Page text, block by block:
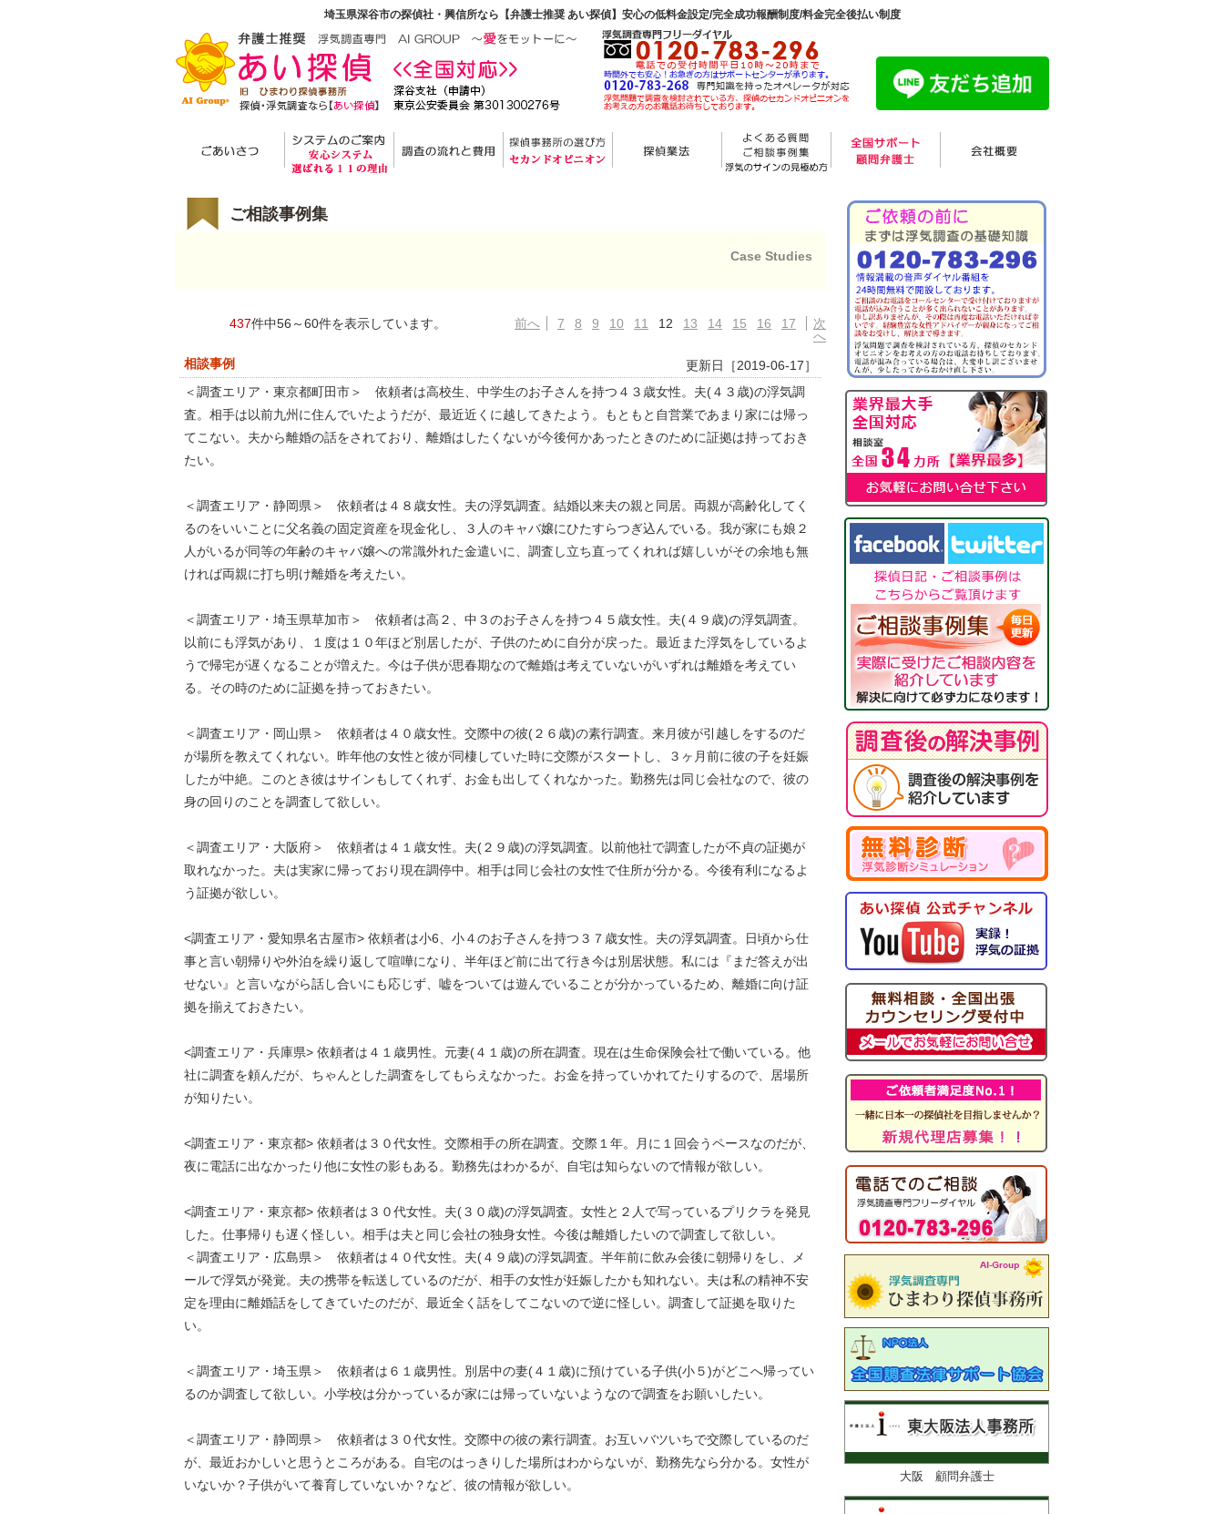
埼玉県深谷市の探偵社・興信所なら【弁護士推奨 あい探偵】安心の低料金設定/完全成功報酬制度/料金完全後払い制度
ご相談事例集
Case Studies
437件中56～60件を表示しています。 前へ 7 8 9 10 11 12 13 14 15 16 17
次
へ
相談事例
更新日［2019-06-17］
＜調査エリア・東京都町田市＞ 依頼者は高校生、中学生のお子さんを持つ４３歳女性。夫(４３歳)の浮気調
査。相手は以前九州に住んでいたようだが、最近近くに越してきたよう。もともと自営業であまり家には帰っ
てこない。夫から離婚の話をされており、離婚はしたくないが今後何かあったときのために証拠は持っておき
たい。
＜調査エリア・静岡県＞ 依頼者は４８歳女性。夫の浮気調査。結婚以来夫の親と同居。両親が高齢化してく
るのをいいことに父名義の固定資産を現金化し、３人のキャバ嬢にひたすらつぎ込んでいる。我が家にも娘２
人がいるが同等の年齢のキャバ嬢への常識外れた金遣いに、調査し立ち直ってくれれば嬉しいがその余地も無
ければ両親に打ち明け離婚を考えたい。
＜調査エリア・埼玉県草加市＞ 依頼者は高２、中３のお子さんを持つ４５歳女性。夫(４９歳)の浮気調査。
以前にも浮気があり、１度は１０年ほど別居したが、子供のために自分が戻った。最近また浮気をしているよ
うで帰宅が遅くなることが増えた。今は子供が思春期なので離婚は考えていないがいずれは離婚を考えてい
る。その時のために証拠を持っておきたい。
＜調査エリア・岡山県＞ 依頼者は４０歳女性。交際中の彼(２６歳)の素行調査。来月彼が引越しをするのだ
が場所を教えてくれない。昨年他の女性と彼が同棲していた時に交際がスタートし、３ヶ月前に彼の子を妊娠
したが中絶。このとき彼はサインもしてくれず、お金も出してくれなかった。勤務先は同じ会社なので、彼の
身の回りのことを調査して欲しい。
＜調査エリア・大阪府＞ 依頼者は４１歳女性。夫(２９歳)の浮気調査。以前他社で調査したが不貞の証拠が
取れなかった。夫は実家に帰っており現在調停中。相手は同じ会社の女性で住所が分かる。今後有利になるよ
う証拠が欲しい。
<調査エリア・愛知県名古屋市> 依頼者は小6、小４のお子さんを持つ３７歳女性。夫の浮気調査。日頃から仕
事と言い朝帰りや外泊を繰り返して喧嘩になり、半年ほど前に出て行き今は別居状態。私には『まだ答えが出
せない』と言いながら話し合いにも応じず、嘘をついては遊んでいることが分かっているため、離婚に向け証
拠を揃えておきたい。
<調査エリア・兵庫県> 依頼者は４１歳男性。元妻(４１歳)の所在調査。現在は生命保険会社で働いている。他
社に調査を頼んだが、ちゃんとした調査をしてもらえなかった。お金を持っていかれてたりするので、居場所
が知りたい。
<調査エリア・東京都> 依頼者は３０代女性。交際相手の所在調査。交際１年。月に１回会うペースなのだが、
夜に電話に出なかったり他に女性の影もある。勤務先はわかるが、自宅は知らないので情報が欲しい。
<調査エリア・東京都> 依頼者は３０代女性。夫(３０歳)の浮気調査。女性と２人で写っているプリクラを発見
した。仕事帰りも遅く怪しい。相手は夫と同じ会社の独身女性。今後は離婚したいので調査して欲しい。
＜調査エリア・広島県＞ 依頼者は４０代女性。夫(４９歳)の浮気調査。半年前に飲み会後に朝帰りをし、メ
ールで浮気が発覚。夫の携帯を転送しているのだが、相手の女性が妊娠したかも知れない。夫は私の精神不安
定を理由に離婚話をしてきていたのだが、最近全く話をしてこないので逆に怪しい。調査して証拠を取りた
い。
＜調査エリア・埼玉県＞ 依頼者は６１歳男性。別居中の妻(４１歳)に預けている子供(小５)がどこへ帰ってい
るのか調査して欲しい。小学校は分かっているが家には帰っていないようなので調査をお願いしたい。
＜調査エリア・静岡県＞ 依頼者は３０代女性。交際中の彼の素行調査。お互いバツいちで交際しているのだ
が、最近おかしいと思うところがある。自宅のはっきりした場所はわからないが、勤務先なら分かる。女性が
いないか？子供がいて養育していないか？など、彼の情報が欲しい。
大阪 顧問弁護士